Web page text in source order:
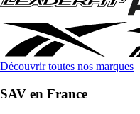
Découvrir toutes nos marques
SAV en France